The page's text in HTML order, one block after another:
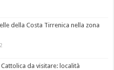
della Costa Tirrenica nella zona
da visitare: località